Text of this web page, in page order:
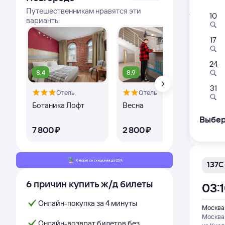
Путешественникам нравятся эти
варианты
8,4
Отель
Ботаника Лофт
7 ⁠800 ⁠₽
8,9
Отель
Весна
2 ⁠800 ⁠₽
6 причин купить ж/д билеты
Онлайн-покупка за 4 минуты
Открыта
038С
Москва
из
Дни
137С
Москва
10
17
24
31